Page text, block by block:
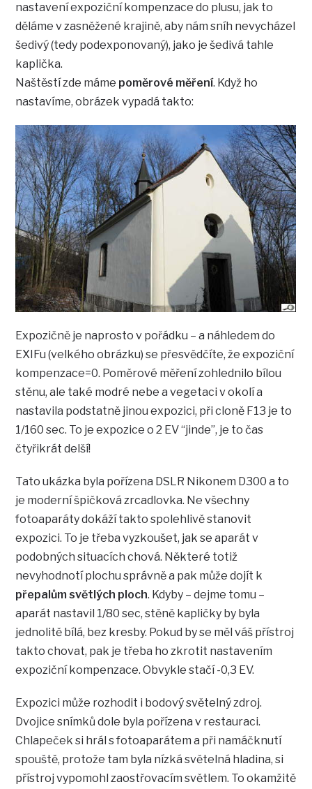
nastavení expoziční kompenzace do plusu, jak to
děláme v zasněžené krajině, aby nám sníh nevycházel
šedivý (tedy podexponovaný), jako je šedivá tahle
kaplička.
Naštěstí zde máme poměrové měření. Když ho
nastavíme, obrázek vypadá takto:
Expozičně je naprosto v pořádku – a náhledem do
EXIFu (velkého obrázku) se přesvědčíte, že expoziční
kompenzace=0. Poměrové měření zohlednilo bílou
stěnu, ale také modré nebe a vegetaci v okolí a
nastavila podstatně jinou expozici, při cloně F13 je to
1/160 sec. To je expozice o 2 EV “jinde”, je to čas
čtyřikrát delší!
Tato ukázka byla pořízena DSLR Nikonem D300 a to
je moderní špičková zrcadlovka. Ne všechny
fotoaparáty dokáží takto spolehlivě stanovit
expozici. To je třeba vyzkoušet, jak se aparát v
podobných situacích chová. Některé totiž
nevyhodnotí plochu správně a pak může dojít k
přepalům světlých ploch. Kdyby – dejme tomu –
aparát nastavil 1/80 sec, stěně kapličky by byla
jednolitě bílá, bez kresby. Pokud by se měl váš přístroj
takto chovat, pak je třeba ho zkrotit nastavením
expoziční kompenzace. Obvykle stačí -0,3 EV.
Expozici může rozhodit i bodový světelný zdroj.
Dvojice snímků dole byla pořízena v restauraci.
Chlapeček si hrál s fotoaparátem a při namáčknutí
spouště, protože tam byla nízká světelná hladina, si
přístroj vypomohl zaostřovacím světlem. To okamžitě